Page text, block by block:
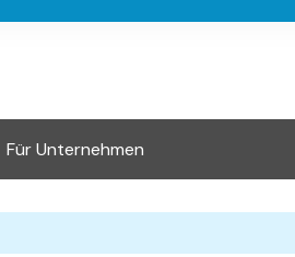
Für Unternehmen